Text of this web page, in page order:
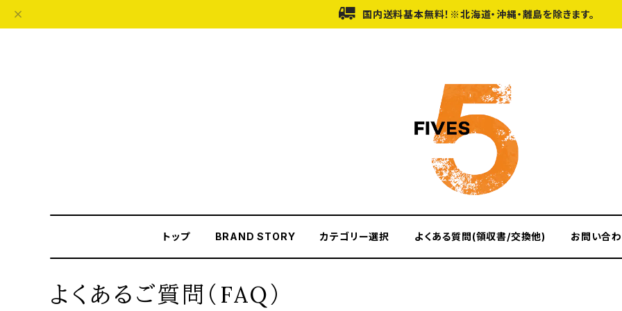
国内送料基本無料！※北海道・沖縄・離島を除きます。
トップ BRAND STORY カテゴリー選択 よくある質問(領収書/交換他) お問い合
よくあるご質問（FAQ）